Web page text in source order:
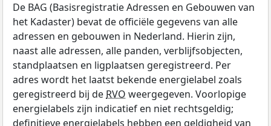
De BAG (Basisregistratie Adressen en Gebouwen van
het Kadaster) bevat de officiële gegevens van alle
adressen en gebouwen in Nederland. Hierin zijn,
naast alle adressen, alle panden, verblijfsobjecten,
standplaatsen en ligplaatsen geregistreerd. Per
adres wordt het laatst bekende energielabel zoals
geregistreerd bij de RVO weergegeven. Voorlopige
energielabels zijn indicatief en niet rechtsgeldig;
definitieve energielabels hebben een geldigheid van